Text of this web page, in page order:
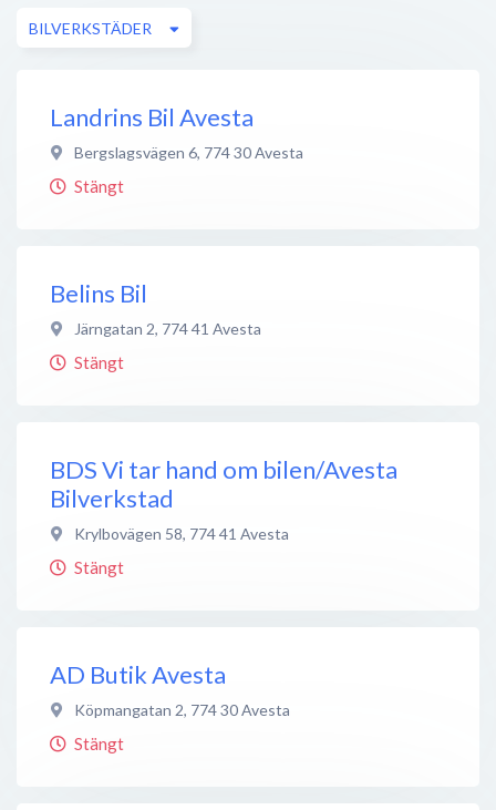
BILVERKSTÄDER
Landrins Bil Avesta
Bergslagsvägen 6, 774 30Avesta
Stängt
Belins Bil
Järngatan 2, 774 41 Avesta
Stängt
BDS Vi tar hand om bilen/Avesta
Bilverkstad
Krylbovägen 58, 774 41 Avesta
Stängt
AD Butik Avesta
Köpmangatan 2, 774 30Avesta
Stängt